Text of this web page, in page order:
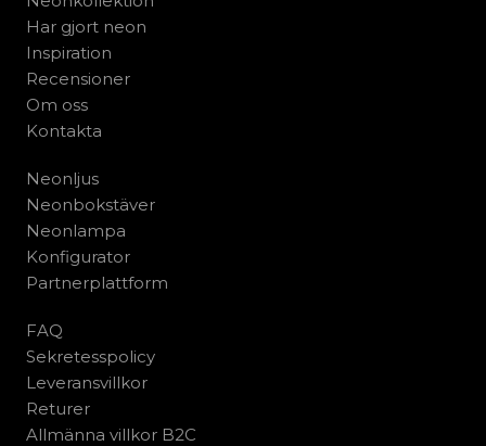
Har gjort neon
Inspiration
Recensioner
Om oss
Kontakta
Neonljus
Neonbokstäver
Neonlampa
Konfigurator
Partnerplattform
FAQ
Sekretesspolicy
Leveransvillkor
Returer
Allmänna villkor B2C